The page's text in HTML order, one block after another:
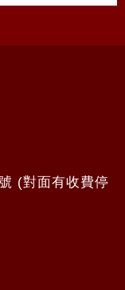
(對面有收費停